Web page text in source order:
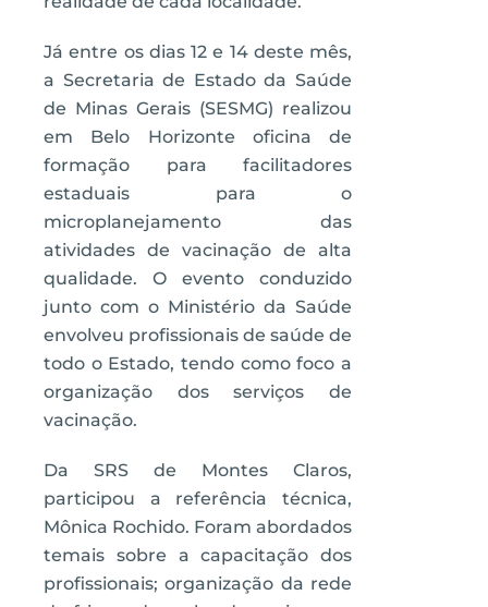
Já entre os dias 12 e 14 deste mês,
a Secretaria de Estado da Saúde
de Minas Gerais (SESMG) realizou
em Belo Horizonte oficina de
formação para facilitadores
estaduais para o
microplanejamento das
atividades de vacinação de alta
qualidade. O evento conduzido
junto com o Ministério da Saúde
envolveu profissionais de saúde de
todo o Estado, tendo como foco a
organização dos serviços de
vacinação.
Da SRS de Montes Claros,
participou a referência técnica,
Mônica Rochido. Foram abordados
temais sobre a capacitação dos
profissionais; organização da rede